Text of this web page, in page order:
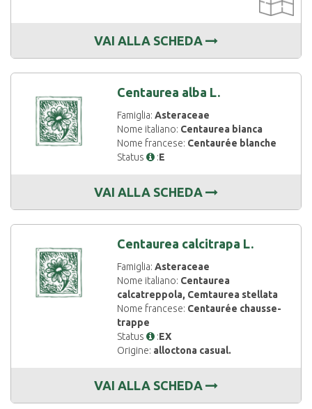
VAI ALLA SCHEDA
Centaurea alba L.
Famiglia:Asteraceae
Nome italiano: Centaurea bianca
Nome francese: Centaurée blanche
Status
:E
VAI ALLA SCHEDA
Centaurea calcitrapa L.
Famiglia:Asteraceae
Nome italiano: Centaurea
calcatreppola, Cemtaurea stellata
Nome francese: Centaurée chausse-
trappe
Status
:EX
Origine: alloctona casual.
VAI ALLA SCHEDA